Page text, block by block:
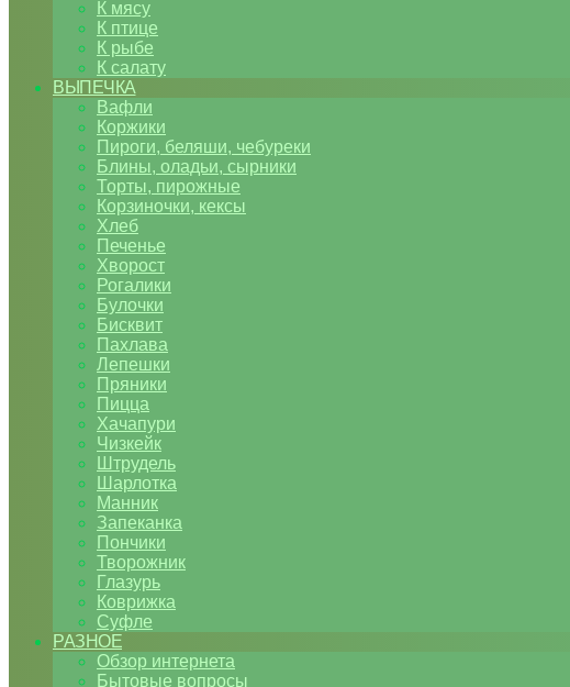
К мясу
К птице
К рыбе
К салату
ВЫПЕЧКА
Вафли
Коржики
Пироги, беляши, чебуреки
Блины, оладьи, сырники
Торты, пирожные
Корзиночки, кексы
Хлеб
Печенье
Хворост
Рогалики
Булочки
Бисквит
Пахлава
Лепешки
Пряники
Пицца
Хачапури
Чизкейк
Штрудель
Шарлотка
Манник
Запеканка
Пончики
Творожник
Глазурь
Коврижка
Суфле
РАЗНОЕ
Обзор интернета
Бытовые вопросы